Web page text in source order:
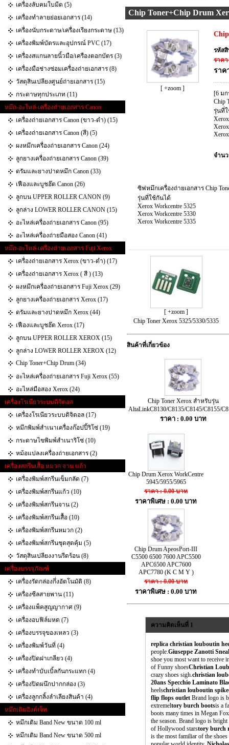
เครื่องลับคมใบมีด (5)
เครื่องทำลายย่อยเอกสาร (14)
เครื่องนับกระดาษ/เครื่องเรียงกระดาษ (13)
เครื่องพิมพ์บัตรและอุปกรณ์ PVC (17)
เครื่องสแกนลายนิ้วมือ/เครืองตอกบัตร (3)
เครื่องมือช่างซ่อมเครื่องถ่ายเอกสาร (8)
วัสดุสินเปลียงศูนย์ถ่ายเอกสาร (15)
กระดาษทุกประเภท (11)
หมึก-อะไหล่-เครื่องถ่ายเอกสาร Canon
เครื่องถ่ายเอกสาร Canon (ขาว-ดำ) (15)
เครื่องถ่ายเอกสาร Canon (สี) (5)
ผงหมึกเครื่องถ่ายเอกสาร Canon (24)
ลูกยางเครื่องถ่ายเอกสาร Canon (39)
ดรัมและยางปาดหมึก Canon (33)
เฟืองและบูชฮ๊ต Canon (26)
ลูกบน UPPER ROLLER CANON (9)
ลูกล่าง LOWER ROLLER CANON (15)
อะไหล่เครื่องถ่ายเอกสาร Canon (95)
อะไหล่เครื่องถ่ายมือสอง Canon (41)
หมึก-อะไหล่-เครื่องถ่ายเอกสาร Fuji Xerox
เครื่องถ่ายเอกสาร Xerox (ขาว-ดำ) (17)
เครื่องถ่ายเอกสาร Xerox ( สี ) (13)
ผงหมึกเครื่องถ่ายเอกสาร Fuji Xerox (29)
ลูกยางเครื่องถ่ายเอกสาร Xerox (17)
ดรัมและยางปาดหมึก Xerox (44)
เฟืองและบูชฮ๊ต Xerox (17)
ลูกบน UPPER ROLLER XEROX (15)
ลูกล่าง LOWER ROLLER XEROX (12)
Chip Toner+Chip Drum (34)
อะไหล่เครื่องถ่ายเอกสาร Fuji Xerox (55)
อะไหล่มือสอง Xerox (24)
เครื่องโรเนียวระบบดิจิตอล
เครื่องโรเนียวระบบดิจิตอล (17)
หมึกพิมพ์สำเนาเครื่องก๊อปปี้ริโซ่ (19)
กระดาษไขพิมพ์สำเนาริโซ่ (10)
หม้อแปลงเครื่องถ่ายเอกสาร (2)
เครื่องสกรีนเสื้อ หมวก จาน แก้ว
เครื่องพิมพ์สกรีนเข็มกลัด (7)
เครื่องพิมพ์สกรีนแก้ว (10)
เครื่องพิมพ์สกรีนจาน (2)
เครื่องพิมพ์สกรีนเสื้อ (10)
เครื่องพิมพ์สกรีนหมวก (2)
เครื่องพิมพ์สกรีนชุดสุดคุ้ม (5)
วัสดุสินเปลียงงานรีดร้อน (8)
เครื่องบรรจุภัณฑ์
เครื่องรัดกล่องกึ่งอัตโนมัติ (8)
เครื่องซีลสายพาน (11)
เครื่องแพ็คสูญญากาศ (9)
เครื่องอบฟิล์มหด (7)
เครื่องบรรจุของเหลว (3)
เครื่องพิมพ์วันที่ (4)
เครื่องปิดฝาเกลียว (4)
เครื่องทำบับเบิ้ลกันกระแทก‎ (4)
เครื่องปิดผนึกปากกล่อง (3)
เครื่องลูกกลิ้งลำเลียงสินค้า (4)
หมึกเติมอิงค์เจ็ท
หมึกเติม Band New ขนาด 100 ml
หมึกเติม Band New ขนาด 500 ml
Chip Toner+Chip Drum
[ +zoom ]
รหัสสิ
ราคา
ราค
[6 ม
Chip
รุ่นที่
จำน
ซิฟหมึกเครื่องถ่ายเอกสาร Chip
รุ่นที่ใช้กันได้
Xerox Workcentre 5325
Xerox Workcentre 5330
Xerox Workcentre 5335
[ +zoom ]
Chip Toner Xerox 5325/5330/5335
สินค้าที่เกี่ยวข้อง
Chip Toner Xerox สำหรับรุ่น
AltaLinkC8130/C8135/C8145/C8155/
ราคา : 0.00 บาท
Chip Drum Xerox WorkCentre
5945/5955/5965
ราคา : 0.00 บาท
ราคาพิเศษ : 0.00 บาท
Chip Drum ApeosPort-III
C5500 6500 7600 APC5500
APC6500 APC7600
APC7780 (K C M Y )
ราคา : 0.00 บาท
ราคาพิเศษ : 0.00 บาท
ความคิดเห็นที่ 1
replica christian louboutin
people.Giuseppe Zanotti
shoe you most want to receive
of Funny shoesChristian
crazy shoes sigh.christian
20ans Specchio Laminato
heelschristian louboutin
flip flops outlet Brand logo is
extremeltory burch bootsis a
boots many times in Megan Fox
the season. Brand logo is
of Hollywood starstory burch
is the most familiar of the shoes